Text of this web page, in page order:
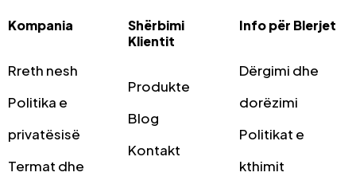
Kompania
Rreth nesh
Politika e
privatësisë
Termat dhe
Shërbimi
Klientit
Produkte
Blog
Kontakt
Info për Blerjet
Dërgimi dhe
dorëzimi
Politikat e
kthimit